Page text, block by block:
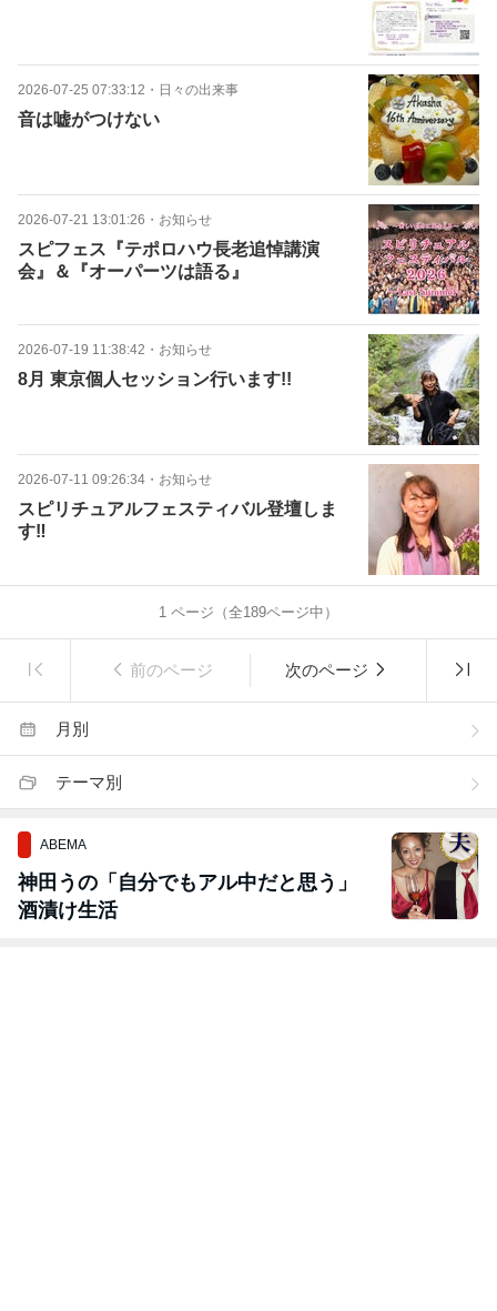
2026-07-25 07:33:12 ・ 日々の出来事
音は嘘がつけない
2026-07-21 13:01:26 ・ お知らせ
スピフェス『テポロハウ長老追悼講演
会』＆『オーパーツは語る』
2026-07-19 11:38:42 ・ お知らせ
8月 東京個人セッション行います!!
2026-07-11 09:26:34 ・ お知らせ
スピリチュアルフェスティバル登壇しま
す‼️
1 ページ（全189ページ中）
前のページ 次のページ
月別
テーマ別
ABEMA
神田うの「自分でもアル中だと思う」
酒漬け生活